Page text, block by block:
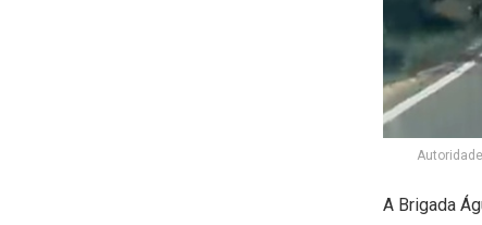
A Brigada